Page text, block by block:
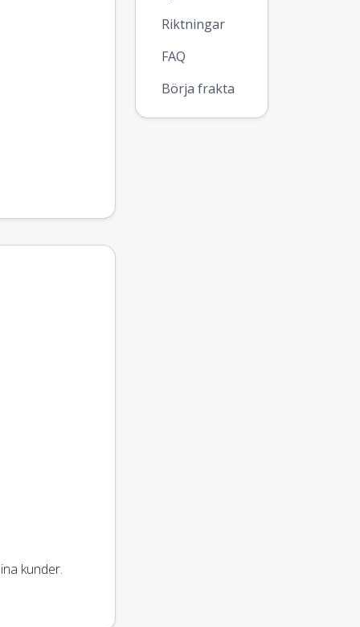
kunder.
Riktningar
FAQ
Börja frakta